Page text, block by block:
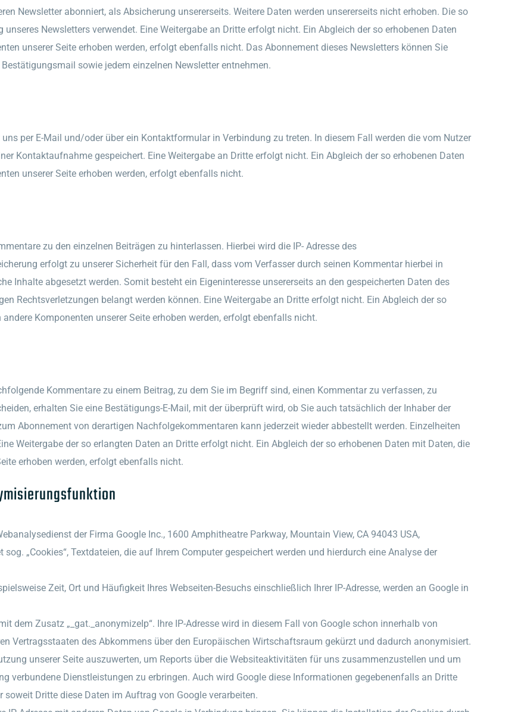
Newsletter abonniert, als Absicherung unsererseits. Weitere Daten werden unsererseits nicht erhoben. Die so
Newsletters verwendet. Eine Weitergabe an Dritte erfolgt nicht. Ein Abgleich der so erhobenen Daten
unserer Seite erhoben werden, erfolgt ebenfalls nicht. Das Abonnement dieses Newsletters können Sie
sowie jedem einzelnen Newsletter entnehmen.
per E-Mail und/oder über ein Kontaktformular in Verbindung zu treten. In diesem Fall werden die vom Nutzer
Kontaktaufnahme gespeichert. Eine Weitergabe an Dritte erfolgt nicht. Ein Abgleich der so erhobenen Daten
unserer Seite erhoben werden, erfolgt ebenfalls nicht.
zu den einzelnen Beiträgen zu hinterlassen. Hierbei wird die IP- Adresse des
erfolgt zu unserer Sicherheit für den Fall, dass vom Verfasser durch seinen Kommentar hierbei in
Inhalte abgesetzt werden. Somit besteht ein Eigeninteresse unsererseits an den gespeicherten Daten des
Rechtsverletzungen belangt werden können. Eine Weitergabe an Dritte erfolgt nicht. Ein Abgleich der so
Komponenten unserer Seite erhoben werden, erfolgt ebenfalls nicht.
Kommentare zu einem Beitrag, zu dem Sie im Begriff sind, einen Kommentar zu verfassen, zu
erhalten Sie eine Bestätigungs-E-Mail, mit der überprüft wird, ob Sie auch tatsächlich der Inhaber der
Abonnement von derartigen Nachfolgekommentaren kann jederzeit wieder abbestellt werden. Einzelheiten
Weitergabe der so erlangten Daten an Dritte erfolgt nicht. Ein Abgleich der so erhobenen Daten mit Daten, die
erhoben werden, erfolgt ebenfalls nicht.
der Firma Google Inc., 1600 Amphitheatre Parkway, Mountain View, CA 94043 USA,
„Cookies“, Textdateien, die auf Ihrem Computer gespeichert werden und hierdurch eine Analyse der
Zeit, Ort und Häufigkeit Ihres Webseiten-Besuchs einschließlich Ihrer IP-Adresse, werden an Google in
dem Zusatz „_gat._anonymizeIp“. Ihre IP-Adresse wird in diesem Fall von Google schon innerhalb von
Vertragsstaaten des Abkommens über den Europäischen Wirtschaftsraum gekürzt und dadurch anonymisiert.
unserer Seite auszuwerten, um Reports über die Websiteaktivitäten für uns zusammenzustellen und um
verbundene Dienstleistungen zu erbringen. Auch wird Google diese Informationen gegebenenfalls an Dritte
Dritte diese Daten im Auftrag von Google verarbeiten.